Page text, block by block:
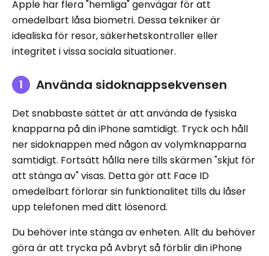
Apple har flera "hemliga" genvägar för att
omedelbart låsa biometri. Dessa tekniker är
idealiska för resor, säkerhetskontroller eller
integritet i vissa sociala situationer.
Använda sidoknappsekvensen
Det snabbaste sättet är att använda de fysiska
knapparna på din iPhone samtidigt. Tryck och håll
ner sidoknappen med någon av volymknapparna
samtidigt. Fortsätt hålla nere tills skärmen "skjut för
att stänga av" visas. Detta gör att Face ID
omedelbart förlorar sin funktionalitet tills du låser
upp telefonen med ditt lösenord.
Du behöver inte stänga av enheten. Allt du behöver
göra är att trycka på Avbryt så förblir din iPhone